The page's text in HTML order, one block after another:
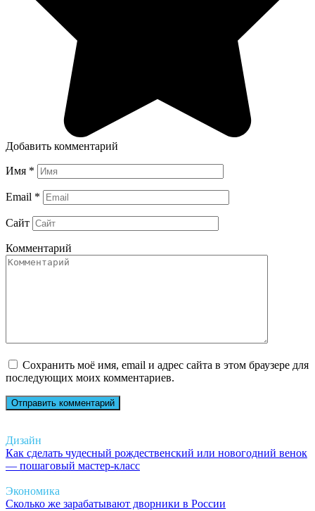
Добавить комментарий
Имя *
Email *
Сайт
Комментарий
Сохранить моё имя, email и адрес сайта в этом браузере для
последующих моих комментариев.
Дизайн
Как сделать чудесный рождественский или новогодний венок
— пошаговый мастер-класс
Экономика
Сколько же зарабатывают дворники в России